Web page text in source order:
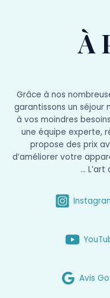
À
Grâce à nos
garantissons un séjour
à vos moindres
une équipe experte,
propose des prix
d’améliorer votre
…
Avis